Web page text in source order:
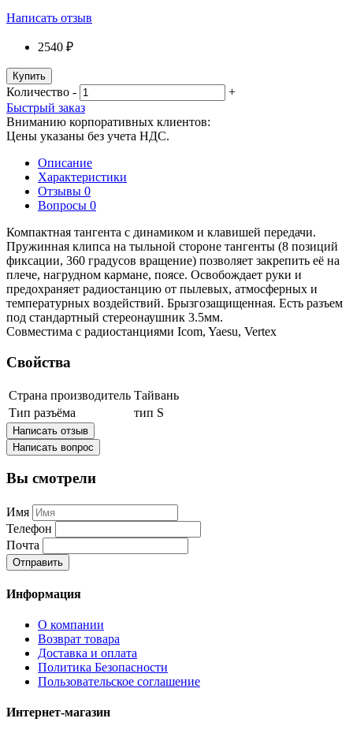
Написать отзыв
2540 ₽
Купить
Количество -
+
Быстрый заказ
Вниманию корпоративных клиентов:
Цены указаны без учета НДС.
Описание
Характеристики
Отзывы 0
Вопросы 0
Компактная тангента с динамиком и клавишей передачи.
Пружинная клипса на тыльной стороне тангенты (8 позиций
фиксации, 360 градусов вращение) позволяет закрепить её на
плече, нагрудном кармане, поясе. Освобождает руки и
предохраняет радиостанцию от пылевых, атмосферных и
температурных воздействий. Брызгозащищенная. Есть разъем
под стандартный стереонаушник 3.5мм.
Совместима с радиостанциями Icom, Yaesu, Vertex
Свойства
Страна производитель Тайвань
Тип разъёма
тип S
Написать отзыв
Написать вопрос
Вы смотрели
Имя
Телефон
Почта
Отправить
Информация
О компании
Возврат товара
Доставка и оплата
Политика Безопасности
Пользовательское соглашение
Интернет-магазин